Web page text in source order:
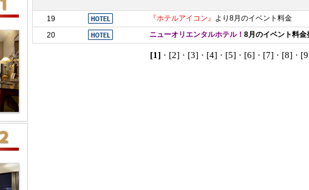
19 『ホテルアイコン』 より8月のイベント料金
20
ニューオリエンタルホテル！ 8月のイベント料金
[1] · [2] · [3] · [4] · [5] · [6] · [7] · [8] ·